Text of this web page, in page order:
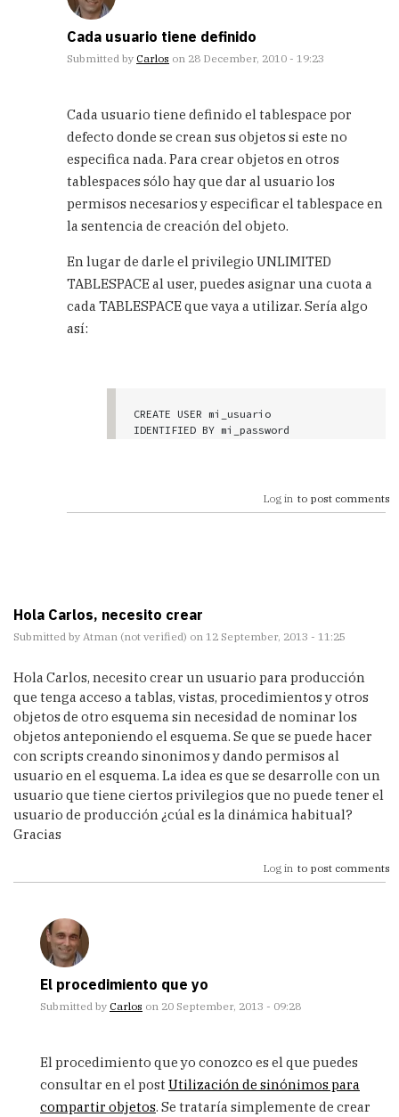
Cada usuario tiene definido
Submitted by Carlos on 28 December, 2010 - 19:23
reply
[quote=OMARE]Gran
post,
tengo
OMARE
Cada usuario tiene definido el tablespace por
defecto donde se crean sus objetos si este no
especifica nada. Para crear objetos en otros
tablespaces sólo hay que dar al usuario los
permisos necesarios y especificar el tablespace en
la sentencia de creación del objeto.
En lugar de darle el privilegio UNLIMITED
TABLESPACE al user, puedes asignar una cuota a
cada TABLESPACE que vaya a utilizar. Sería algo
así:
CREATE USER mi_usuario
IDENTIFIED BY mi_password
Log in to post comments
Hola Carlos, necesito crear
Submitted by Atman (not verified) on 12 September, 2013 - 11:25
Hola Carlos, necesito crear un usuario para producción
que tenga acceso a tablas, vistas, procedimientos y otros
objetos de otro esquema sin necesidad de nominar los
objetos anteponiendo el esquema. Se que se puede hacer
con scripts creando sinonimos y dando permisos al
usuario en el esquema. La idea es que se desarrolle con un
usuario que tiene ciertos privilegios que no puede tener el
usuario de producción ¿cúal es la dinámica habitual?
Gracias
Log in to post comments
El procedimiento que yo
Submitted by Carlos on 20 September, 2013 - 09:28
reply
Hola
Carlos,
El procedimiento que yo conozco es el que puedes
consultar en el post Utilización de sinónimos para
compartir objetos. Se trataría simplemente de crear